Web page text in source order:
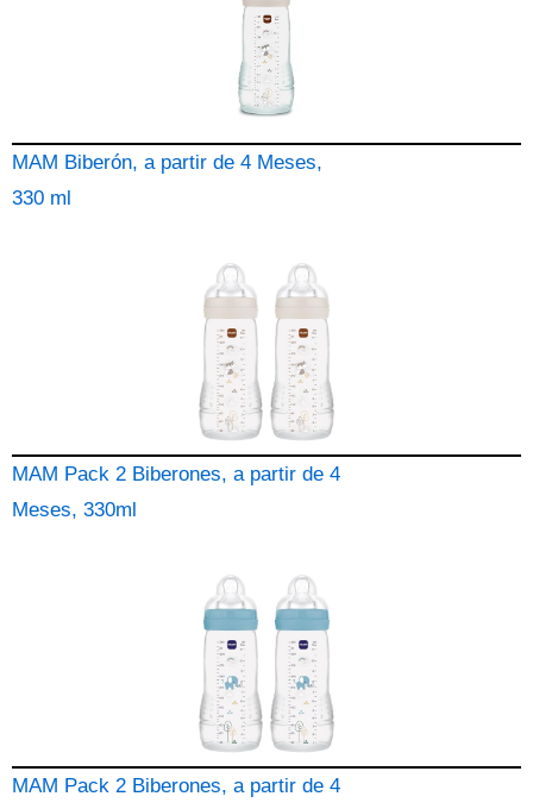
MAM Biberón, a partir de 4 Meses,
330 ml
MAM Pack 2 Biberones, a partir de 4
Meses, 330ml
MAM Pack 2 Biberones, a partir de 4